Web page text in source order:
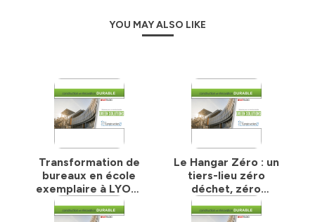
YOU MAY ALSO LIKE
Transformation de
bureaux en école
exemplaire à LYON,
Confluence (Projet
Vela Verde)
Le Hangar Zéro : un
tiers-lieu zéro
déchet, zéro
carbone, zéro exclu